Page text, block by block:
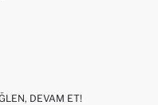
DEVAM ET!